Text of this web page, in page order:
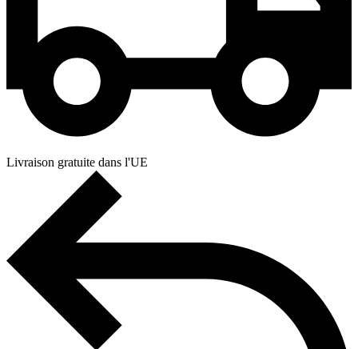
Livraison gratuite dans l'UE